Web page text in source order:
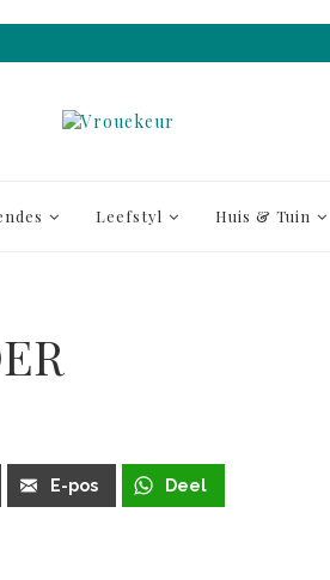
Leefstyl Huis & Tuin
E-pos Deel